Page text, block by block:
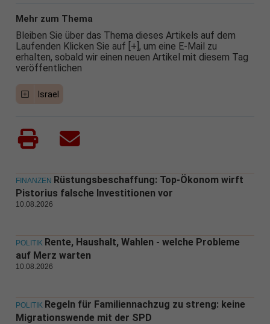
Mehr zum Thema
Bleiben Sie über das Thema dieses Artikels auf dem
Laufenden Klicken Sie auf [+], um eine E-Mail zu
erhalten, sobald wir einen neuen Artikel mit diesem Tag
veröffentlichen
Israel
FINANZEN Rüstungsbeschaffung: Top-Ökonom wirft
Pistorius falsche Investitionen vor
10.08.2026
POLITIK Rente, Haushalt, Wahlen - welche Probleme
auf Merz warten
10.08.2026
POLITIK Regeln für Familiennachzug zu streng: keine
Migrationswende mit der SPD